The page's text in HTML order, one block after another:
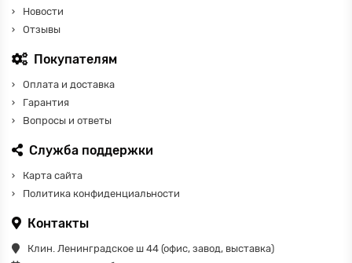
Новости
Отзывы
Покупателям
Оплата и доставка
Гарантия
Вопросы и ответы
Служба поддержки
Карта сайта
Политика конфиденциальности
Контакты
Клин. Ленинградское ш 44 (офис, завод, выставка)